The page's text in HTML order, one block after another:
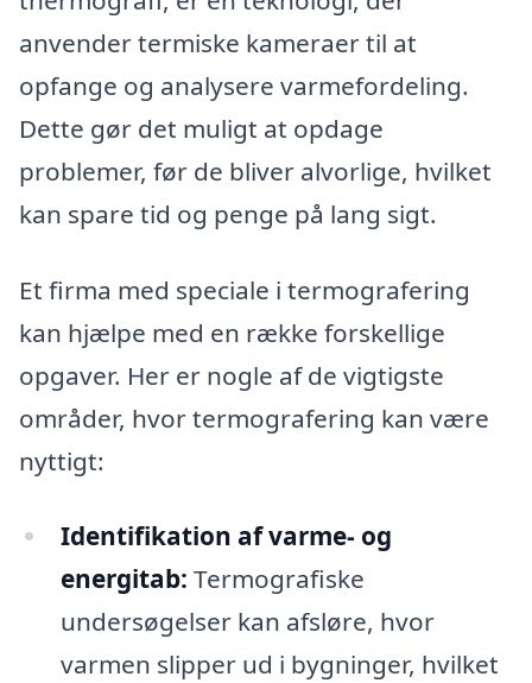
anvender termiske kameraer til at
opfange og analysere varmefordeling.
Dette gør det muligt at opdage
problemer, før de bliver alvorlige, hvilket
kan spare tid og penge på lang sigt.
Et firma med speciale i termografering
kan hjælpe med en række forskellige
opgaver. Her er nogle af de vigtigste
områder, hvor termografering kan være
nyttigt:
Identifikation af varme- og
energitab: Termografiske
undersøgelser kan afsløre, hvor
varmen slipper ud i bygninger, hvilket